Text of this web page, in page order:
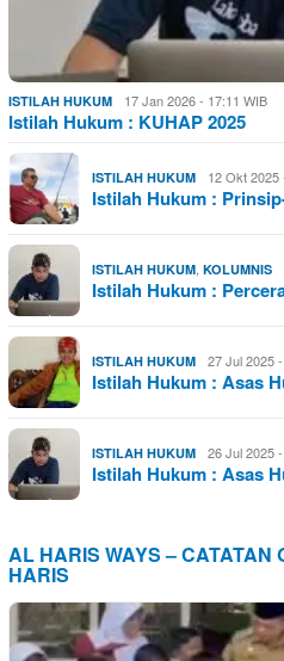
ISTILAH HUKUM 17 Jan 2026 - 17:11 WIB
Istilah Hukum : KUHAP 2025
ISTILAH HUKUM 12 Okt 2025
Istilah Hukum :
ISTILAH HUKUM KOLUMNIS
Istilah Hukum :
ISTILAH HUKUM 27 Jul 2025
Istilah Hukum : Asas
ISTILAH HUKUM 26 Jul 2025
Istilah Hukum : Asas
AL HARIS WAYS –
HARIS